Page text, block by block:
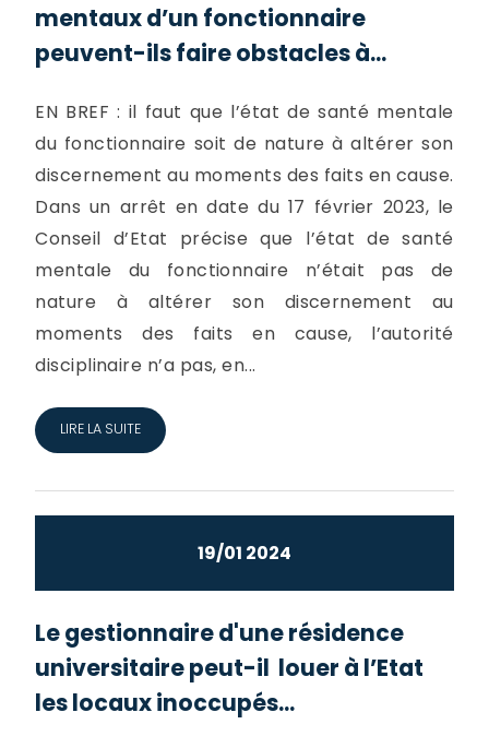
mentaux d’un fonctionnaire
peuvent-ils faire obstacles à...
EN BREF : il faut que l’état de santé mentale
du fonctionnaire soit de nature à altérer son
discernement au moments des faits en cause.
Dans un arrêt en date du 17 février 2023, le
Conseil d’Etat précise que l’état de santé
mentale du fonctionnaire n’était pas de
nature à altérer son discernement au
moments des faits en cause, l’autorité
disciplinaire n’a pas, en...
LIRE LA SUITE
19/01 2024
Le gestionnaire d'une résidence
universitaire peut-il louer à l’Etat
les locaux inoccupés...